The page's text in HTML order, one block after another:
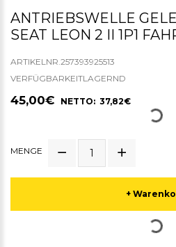
ANTRIEBSWELLE
SEAT LEON 2 II 1P1
ARTIKELNR.257393925513
VERFÜGBARKEITLAGERND
45,00€ NETTO: 37,82€
MENGE
+